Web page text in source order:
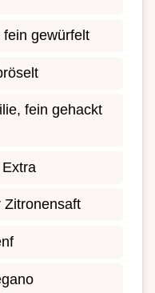
gewürfelt
fein gehackt
Zitronensaft